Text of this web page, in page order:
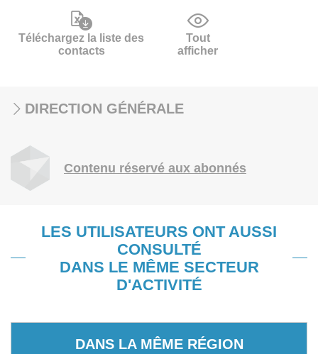
Téléchargez la liste des
contacts
Tout
afficher
DIRECTION GÉNÉRALE
Contenu réservé aux abonnés
LES UTILISATEURS ONT AUSSI
CONSULTÉ
DANS LE MÊME SECTEUR
D'ACTIVITÉ
DANS LA MÊME RÉGION